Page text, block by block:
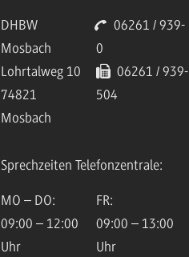
DHBW
Mosbach
Lohrtalweg 10
74821
Mosbach
06261 / 939-
0
06261 / 939-
504
Sprechzeiten Telefonzentrale:
MO – DO:
09:00 – 12:00
Uhr
FR:
09:00 – 13:00
Uhr